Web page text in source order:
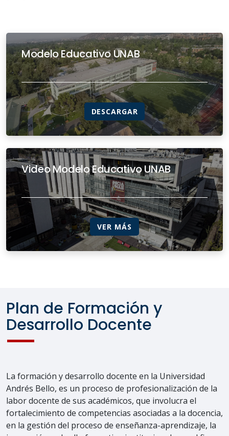
Modelo Educativo UNAB
DESCARGAR
Video Modelo Educativo UNAB
VER MÁS
Plan de Formación y
Desarrollo Docente
La formación y desarrollo docente en la Universidad
Andrés Bello, es un proceso de profesionalización de la
labor docente de sus académicos, que involucra el
fortalecimiento de competencias asociadas a la docencia,
en la gestión del proceso de enseñanza-aprendizaje, la